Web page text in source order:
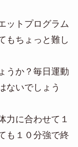
ットプログラム
もちょっと難し
うか？毎日運動
ないでしょう
力に合わせて１
も１０分強で終